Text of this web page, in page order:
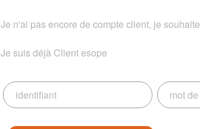
Je n'ai pas encore de compte client, je souhaite
Je suis déjà Client esope